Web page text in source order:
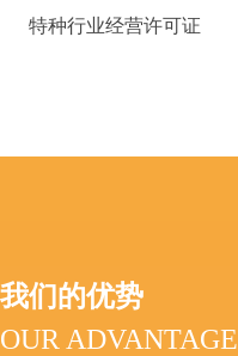
特种行业经营许可证
我们的优势
OUR ADVANTAGE